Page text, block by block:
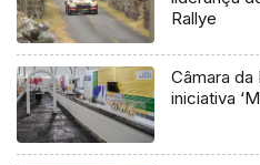
Rallye
Câmara da
iniciativa